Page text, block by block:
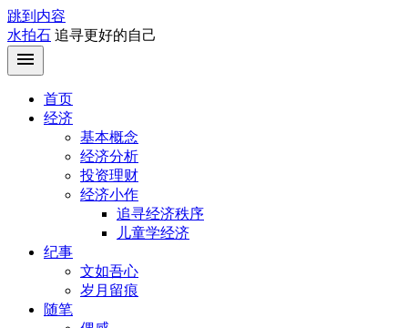
跳到内容
水拍石 追寻更好的自己
首页
经济
基本概念
经济分析
投资理财
经济小作
追寻经济秩序
儿童学经济
纪事
文如吾心
岁月留痕
随笔